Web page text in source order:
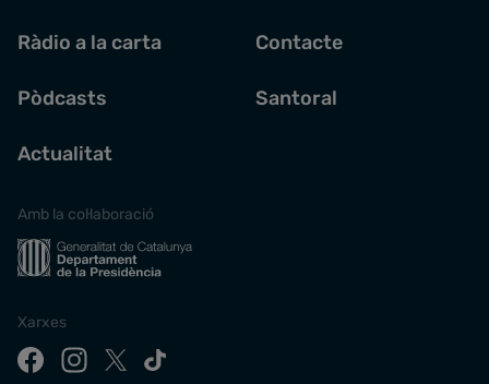
Ràdio a la carta
Pòdcasts
Actualitat
Contacte
Santoral
Amb la col·laboració
Xarxes